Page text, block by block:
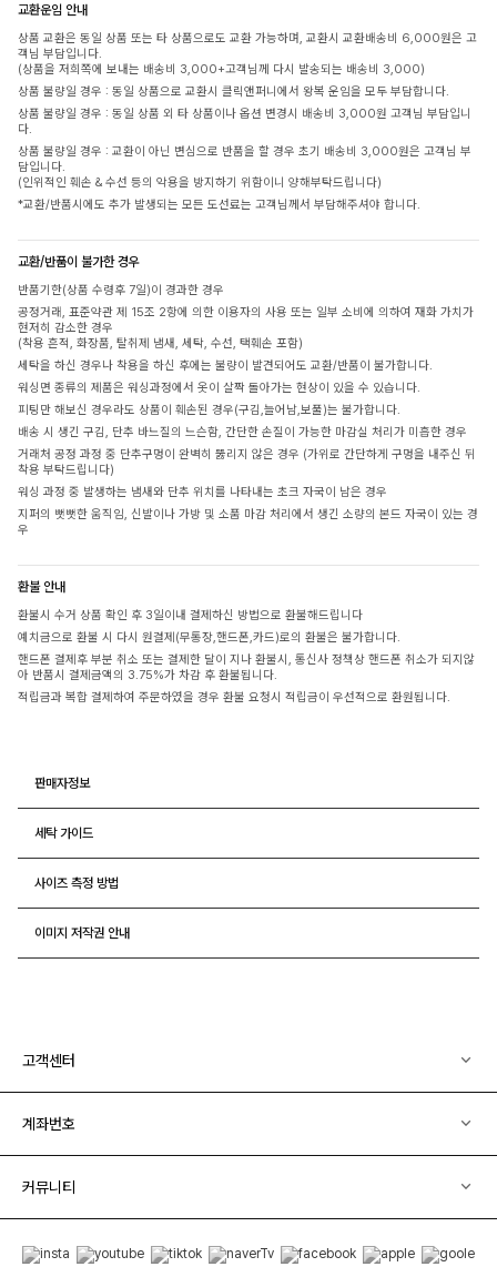
교환운임 안내
상품 교환은 동일 상품 또는 타 상품으로도 교환 가능하며, 교환시 교환배송비 6,000원은 고
객님 부담입니다.
(상품을 저희쪽에 보내는 배송비 3,000+고객님께 다시 발송되는 배송비 3,000)
상품 불량일 경우 : 동일 상품으로 교환시 클릭앤퍼니에서 왕복 운임을 모두 부담합니다.
상품 불량일 경우 : 동일 상품 외 타 상품이나 옵션 변경시 배송비 3,000원 고객님 부담입니
다.
상품 불량일 경우 : 교환이 아닌 변심으로 반품을 할 경우 초기 배송비 3,000원은 고객님 부
담입니다.
(인위적인 훼손 & 수선 등의 악용을 방지하기 위함이니 양해부탁드립니다)
*교환/반품시에도 추가 발생되는 모든 도선료는 고객님께서 부담해주셔야 합니다.
교환/반품이 불가한 경우
반품기한(상품 수령후 7일)이 경과한 경우
공정거래, 표준약관 제 15조 2항에 의한 이용자의 사용 또는 일부 소비에 의하여 재화 가치가
현저히 감소한 경우
(착용 흔적, 화장품, 탈취제 냄새, 세탁, 수선, 택훼손 포함)
세탁을 하신 경우나 착용을 하신 후에는 불량이 발견되어도 교환/반품이 불가합니다.
워싱면 종류의 제품은 워싱과정에서 옷이 살짝 돌아가는 현상이 있을 수 있습니다.
피팅만 해보신 경우라도 상품이 훼손된 경우(구김,늘어남,보풀)는 불가합니다.
배송 시 생긴 구김, 단추 바느질의 느슨함, 간단한 손질이 가능한 마감실 처리가 미흡한 경우
거래처 공정 과정 중 단추구멍이 완벽히 뚫리지 않은 경우 (가위로 간단하게 구멍을 내주신 뒤
착용 부탁드립니다)
워싱 과정 중 발생하는 냄새와 단추 위치를 나타내는 초크 자국이 남은 경우
지퍼의 뻣뻣한 움직임, 신발이나 가방 및 소품 마감 처리에서 생긴 소량의 본드 자국이 있는 경
우
환불 안내
환불시 수거 상품 확인 후 3일이내 결제하신 방법으로 환불해드립니다
예치금으로 환불 시 다시 원결제(무통장,핸드폰,카드)로의 환불은 불가합니다.
핸드폰 결제후 부분 취소 또는 결제한 달이 지나 환불시, 통신사 정책상 핸드폰 취소가 되지않
아 반품시 결제금액의 3.75%가 차감 후 환불됩니다.
적립금과 복합 결제하여 주문하였을 경우 환불 요청시 적립금이 우선적으로 환원됩니다.
판매자정보
세탁 가이드
사이즈 측정 방법
이미지 저작권 안내
고객센터
계좌번호
커뮤니티